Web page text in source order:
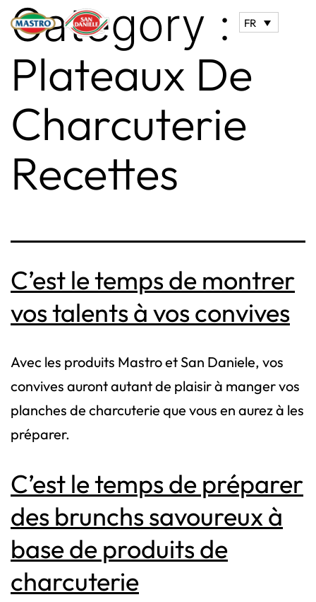
FR
Category :
Plateaux De
Charcuterie
Recettes
C’est le temps de montrer
vos talents à vos convives
Avec les produits Mastro et San Daniele, vos
convives auront autant de plaisir à manger vos
planches de charcuterie que vous en aurez à les
préparer.
C’est le temps de préparer
des brunchs savoureux à
base de produits de
charcuterie